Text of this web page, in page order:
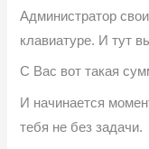
Администратор
клавиатуре. И тут
С Вас вот такая
И начинается
тебя не без задачи.